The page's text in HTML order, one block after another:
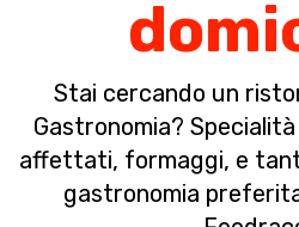
Stai cercando un
Gastronomia?
affettati, formaggi, e
gastronomia